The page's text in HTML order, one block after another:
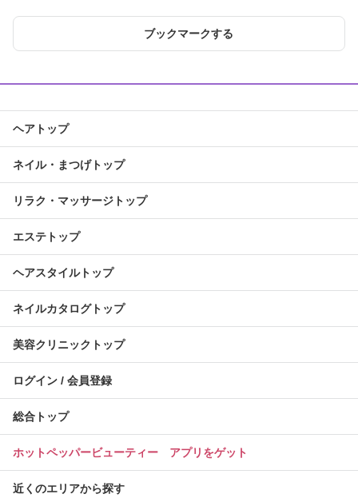
ブックマークする
ヘアトップ
ネイル・まつげトップ
リラク・マッサージトップ
エステトップ
ヘアスタイルトップ
ネイルカタログトップ
美容クリニックトップ
ログイン / 会員登録
総合トップ
ホットペッパービューティー アプリをゲット
近くのエリアから探す